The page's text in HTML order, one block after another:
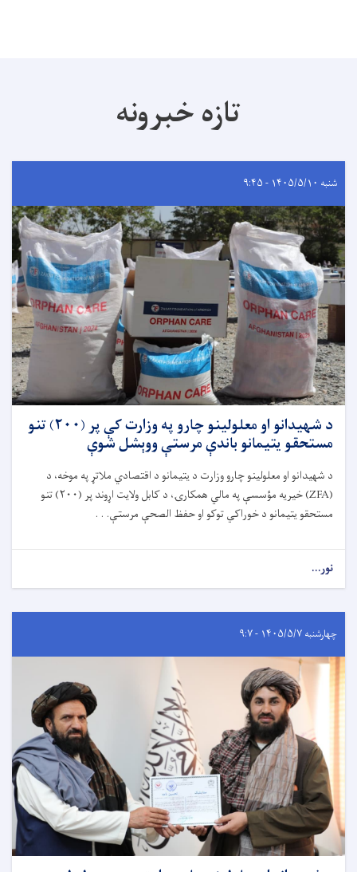
تازه خبرونه
شنبه ۱۴۰۵/۵/۱۰ - ۹:۴۵
د شهیدانو او معلولینو چارو په وزارت کې پر (۲۰۰) تنو
مستحقو یتیمانو باندې مرستې ووېشل شوې
د شهیدانو او معلولینو چارو وزارت د یتیمانو د اقتصادي ملاتړ په موخه، د
(
ZFA) خیریه مؤسسې په مالي همکارۍ، د کابل ولایت اړوند پر (۲۰۰) تنو
مستحقو یتیمانو د خوراکي توکو او حفظ ‌الصحې مرستې. . .
نور...
چهارشنبه ۱۴۰۵/۵/۷ - ۹:۷